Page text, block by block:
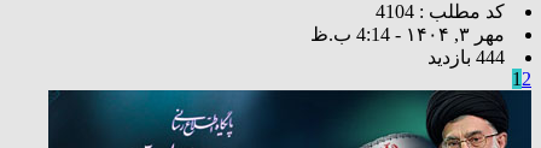
کد مطلب : 4104
مهر ۳, ۱۴۰۴ - 4:14 ب.ظ
444 بازدید
1 2